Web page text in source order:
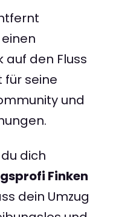
den Fluss
für seine
und
dich
Finken
dein Umzug